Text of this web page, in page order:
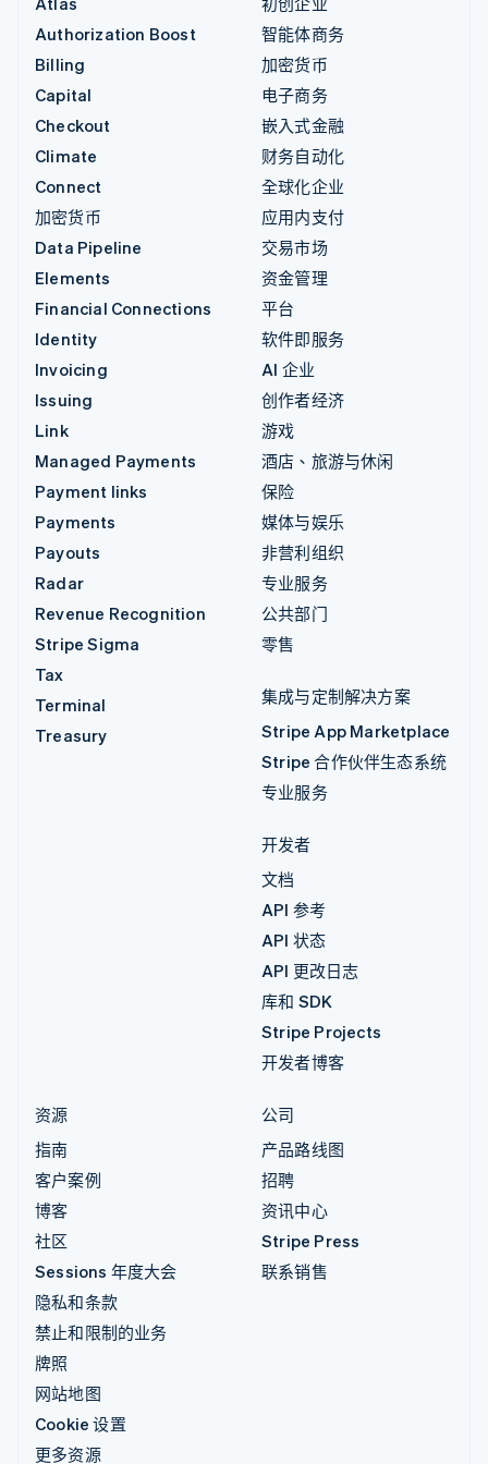
Authorization Boost
Billing
Capital
Checkout
Climate
Connect
加密货币
Data Pipeline
Elements
Financial Connections
Identity
Invoicing
Issuing
Link
Managed Payments
Payment links
Payments
Payouts
Radar
Revenue Recognition
Stripe Sigma
Tax
Terminal
Treasury
智能体商务
加密货币
电子商务
嵌入式金融
财务自动化
全球化企业
应用内支付
交易市场
资金管理
平台
软件即服务
AI 企业
创作者经济
游戏
酒店、旅游与休闲
保险
媒体与娱乐
非营利组织
专业服务
公共部门
零售
集成与定制解决方案
Stripe App Marketplace
Stripe 合作伙伴生态系统
专业服务
开发者
文档
API 参考
API 状态
API 更改日志
库和 SDK
Stripe Projects
开发者博客
资源
指南
客户案例
博客
社区
Sessions 年度大会
隐私和条款
禁止和限制的业务
牌照
网站地图
Cookie 设置
更多资源
公司
产品路线图
招聘
资讯中心
Stripe Press
联系销售